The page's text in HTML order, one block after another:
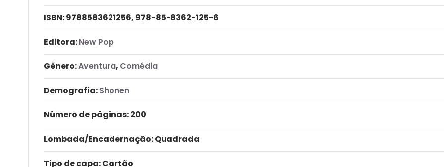
ISBN:9788583621256, 978-85-8362-125-6
Editora:New Pop
Gênero:Aventura, Comédia
Demografia:Shonen
Número de páginas: 200
Lombada/Encadernação: Quadrada
Tipo de capa:Cartão